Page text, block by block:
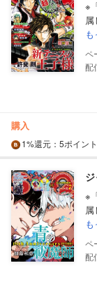
※
配
購入
1%還元 ：5ポイン
※
配